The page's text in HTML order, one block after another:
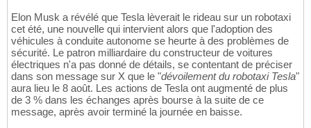
Elon Musk a révélé que Tesla lèverait le rideau sur un robotaxi
cet été, une nouvelle qui intervient alors que l'adoption des
véhicules à conduite autonome se heurte à des problèmes de
sécurité. Le patron milliardaire du constructeur de voitures
électriques n'a pas donné de détails, se contentant de préciser
dans son message sur X que le "dévoilement du robotaxi Tesla"
aura lieu le 8 août. Les actions de Tesla ont augmenté de plus
de 3 % dans les échanges après bourse à la suite de ce
message, après avoir terminé la journée en baisse.